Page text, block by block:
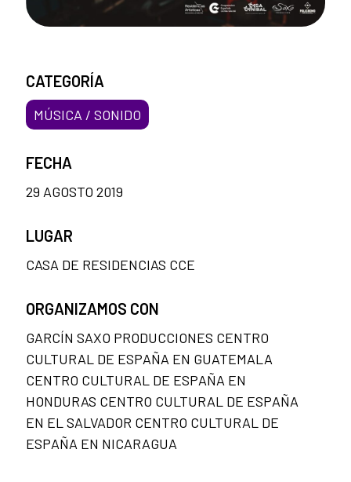
CATEGORÍA
MÚSICA / SONIDO
FECHA
29 AGOSTO 2019
LUGAR
CASA DE RESIDENCIAS CCE
ORGANIZAMOS CON
GARCÍN SAXO PRODUCCIONES CENTRO
CULTURAL DE ESPAÑA EN GUATEMALA
CENTRO CULTURAL DE ESPAÑA EN
HONDURAS CENTRO CULTURAL DE ESPAÑA
EN EL SALVADOR CENTRO CULTURAL DE
ESPAÑA EN NICARAGUA